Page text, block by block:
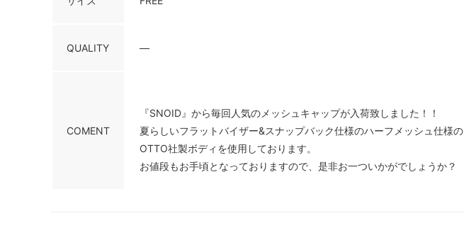
QUALITY ―
COMENT
『SNOID』から毎回人気のメッシュキャップが入荷致しました！！
夏らしいフラットバイザー&スナップバック仕様のハーフメッシュ仕様の
OTTO社製ボディを使用しております。
お値段もお手頃となっておりますので、是非お一ついかがでしょうか？